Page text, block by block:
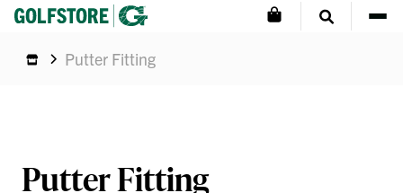
Putter Fitting
Putter Fitting